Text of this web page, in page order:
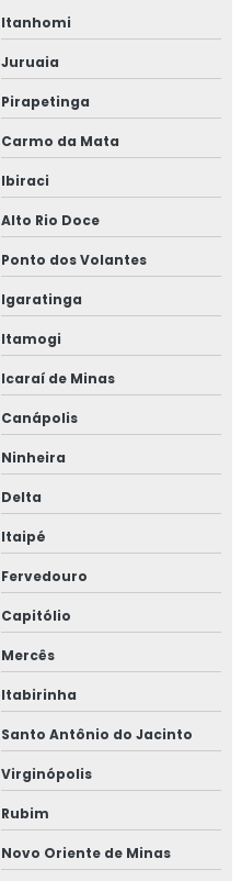
Itanhomi
Juruaia
Pirapetinga
Carmo da Mata
Ibiraci
Alto Rio Doce
Ponto dos Volantes
Igaratinga
Itamogi
Icaraí de Minas
Canápolis
Ninheira
Delta
Itaipé
Fervedouro
Capitólio
Mercês
Itabirinha
Santo Antônio do Jacinto
Virginópolis
Rubim
Novo Oriente de Minas